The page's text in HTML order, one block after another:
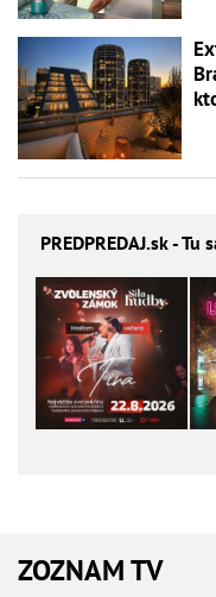
PREDPREDAJ.sk - Tu
ZOZNAM TV